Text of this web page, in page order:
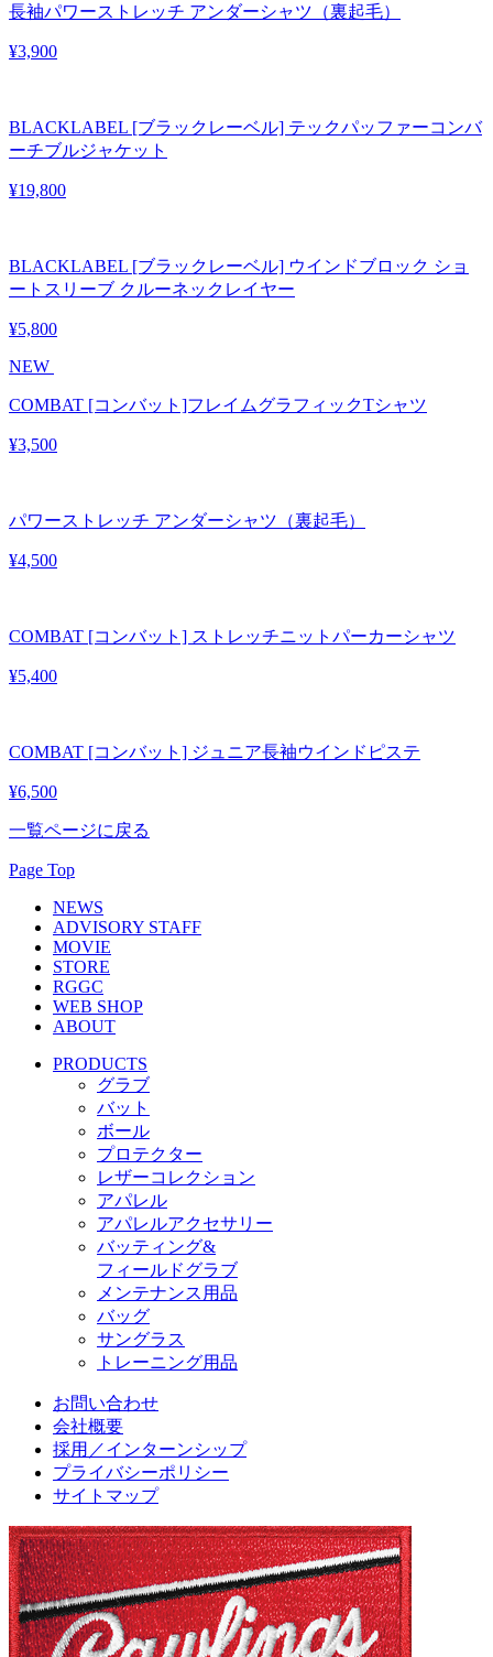
長袖パワーストレッチ アンダーシャツ（裏起毛）
¥3,900
BLACKLABEL [ブラックレーベル] テックパッファーコンバ
ーチブルジャケット
¥19,800
BLACKLABEL [ブラックレーベル] ウインドブロック ショ
ートスリーブ クルーネックレイヤー
¥5,800
NEW
COMBAT [コンバット]フレイムグラフィックTシャツ
¥3,500
パワーストレッチ アンダーシャツ（裏起毛）
¥4,500
COMBAT [コンバット] ストレッチニットパーカーシャツ
¥5,400
COMBAT [コンバット] ジュニア長袖ウインドピステ
¥6,500
一覧ページに戻る
Page Top
NEWS
ADVISORY STAFF
MOVIE
STORE
RGGC
WEB SHOP
ABOUT
PRODUCTS
グラブ
バット
ボール
プロテクター
レザーコレクション
アパレル
アパレルアクセサリー
バッティング&
フィールドグラブ
メンテナンス用品
バッグ
サングラス
トレーニング用品
お問い合わせ
会社概要
採用／インターンシップ
プライバシーポリシー
サイトマップ